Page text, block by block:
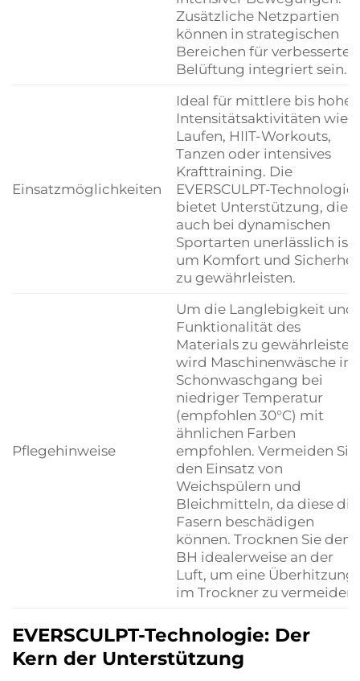
Zusätzliche Netzpartien
können in strategischen
Bereichen für verbesserte
Belüftung integriert sein.
Einsatzmöglichkeiten
Ideal für mittlere bis hohe
Intensitätsaktivitäten wie
Laufen, HIIT-Workouts,
Tanzen oder intensives
Krafttraining. Die
EVERSCULPT-Technologie
bietet Unterstützung, die
auch bei dynamischen
Sportarten unerlässlich ist,
um Komfort und
zu gewährleisten.
Pflegehinweise
Um die Langlebigkeit und
Funktionalität des
Materials zu
wird Maschinenwäsche im
Schonwaschgang bei
niedriger Temperatur
(empfohlen 30°C) mit
ähnlichen Farben
empfohlen. Vermeiden Sie
den Einsatz von
Weichspülern und
Bleichmitteln, da diese die
Fasern beschädigen
können. Trocknen Sie den
BH idealerweise an der
Luft, um eine Überhitzung
im Trockner zu vermeiden.
EVERSCULPT-Technologie: Der
Kern der Unterstützung